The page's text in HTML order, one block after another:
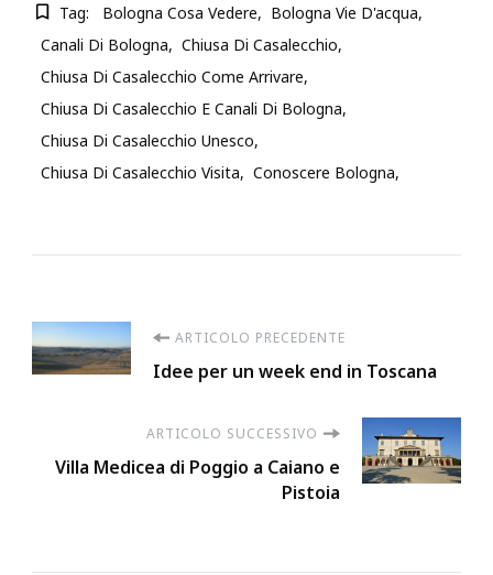
Tag: Bologna Cosa Vedere
Bologna Vie D'acqua
Canali Di Bologna
Chiusa Di Casalecchio
Chiusa Di Casalecchio Come Arrivare
Chiusa Di Casalecchio E Canali Di Bologna
Chiusa Di Casalecchio Unesco
Chiusa Di Casalecchio Visita
Conoscere Bologna
Navigazione
ARTICOLO PRECEDENTE
Idee per un week end in Toscana
ARTICOLO SUCCESSIVO
Villa Medicea di Poggio a Caiano e
Pistoia